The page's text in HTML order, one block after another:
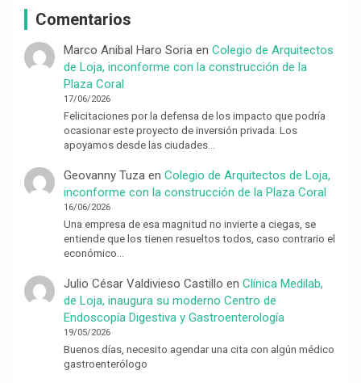
Comentarios
Marco Anibal Haro Soriaen Colegio de Arquitectos
de Loja, inconforme con la construcción de la
Plaza Coral
17/06/2026
Felicitaciones por la defensa de los impacto que podría
ocasionar este proyecto de inversión privada. Los
apoyamos desde las ciudades…
Geovanny Tuzaen Colegio de Arquitectos de Loja,
inconforme con la construcción de la Plaza Coral
16/06/2026
Una empresa de esa magnitud no invierte a ciegas, se
entiende que los tienen resueltos todos, caso contrario el
económico…
Julio César Valdivieso Castillo en Clínica Medilab,
de Loja, inaugura su moderno Centro de
Endoscopía Digestiva y Gastroenterología
19/05/2026
Buenos días, necesito agendar una cita con algún médico
gastroenterólogo